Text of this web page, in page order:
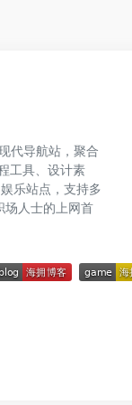
代导航站，聚合
工具、设计素
乐站点，支持多
场人士的上网首